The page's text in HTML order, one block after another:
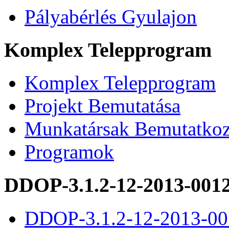
Pályabérlés Gyulajon
Komplex Telepprogram
Komplex Telepprogram
Projekt Bemutatása
Munkatársak
Programok
DDOP-3.1.2-12-2013-
DDOP-3.1.2-12-2013-